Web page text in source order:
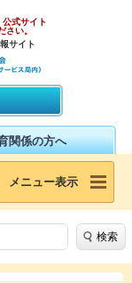
式サイト
さい。
サイト
関係の方へ
メニュー表示
検索